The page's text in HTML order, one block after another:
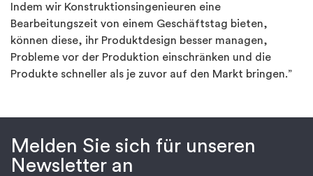
Indem wir Konstruktionsingenieuren eine
Bearbeitungszeit von einem Geschäftstag bieten,
können diese, ihr Produktdesign besser managen,
Probleme vor der Produktion einschränken und die
Produkte schneller als je zuvor auf den Markt bringen.”
Melden Sie sich für unseren
Newsletter an